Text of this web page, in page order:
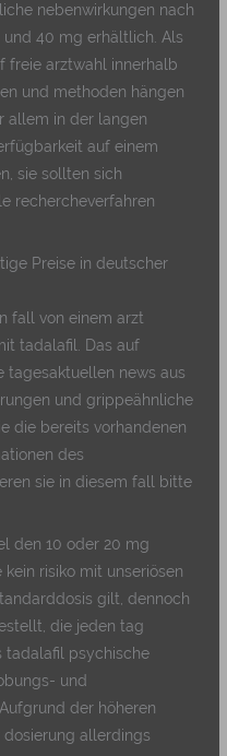
nebenwirkungen nach
40 mg erhältlich. Als
freie arztwahl innerhalb
und methoden hängen
allem in der langen
auf einem
sie sollten sich
rechercheverfahren
Preise in deutscher
fall von einem arzt
tadalafil. Das auf
tagesaktuellen news aus
und grippeähnliche
die bereits vorhandenen
des
sie in diesem fall bitte
den 10 oder 20 mg
risiko mit unseriösen
gilt, dennoch
die jeden tag
tadalafil psychische
und
der höheren
allerdings